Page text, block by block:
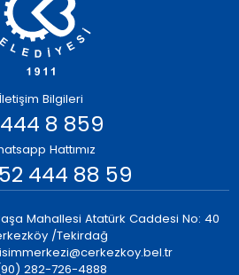
İletişim Bilgileri
444 8 859
Hattımız
444 88 59
Mahallesi Atatürk Caddesi No: 40
/Tekirdağ
282-726-4888